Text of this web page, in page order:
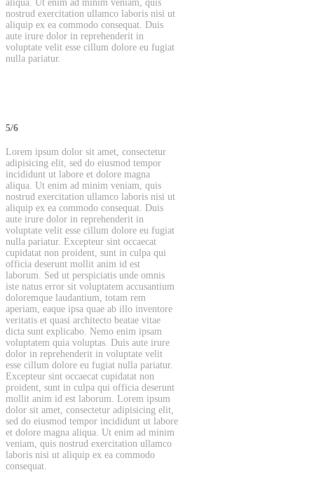
aliqua. Ut enim ad minim veniam, quis
nostrud exercitation ullamco laboris nisi ut
aliquip ex ea commodo consequat. Duis
aute irure dolor in reprehenderit in
voluptate velit esse cillum dolore eu fugiat
nulla pariatur.
5/6
Lorem ipsum dolor sit amet, consectetur
adipisicing elit, sed do eiusmod tempor
incididunt ut labore et dolore magna
aliqua. Ut enim ad minim veniam, quis
nostrud exercitation ullamco laboris nisi ut
aliquip ex ea commodo consequat. Duis
aute irure dolor in reprehenderit in
voluptate velit esse cillum dolore eu fugiat
nulla pariatur. Excepteur sint occaecat
cupidatat non proident, sunt in culpa qui
officia deserunt mollit anim id est
laborum. Sed ut perspiciatis unde omnis
iste natus error sit voluptatem accusantium
doloremque laudantium, totam rem
aperiam, eaque ipsa quae ab illo inventore
veritatis et quasi architecto beatae vitae
dicta sunt explicabo. Nemo enim ipsam
voluptatem quia voluptas. Duis aute irure
dolor in reprehenderit in voluptate velit
esse cillum dolore eu fugiat nulla pariatur.
Excepteur sint occaecat cupidatat non
proident, sunt in culpa qui officia deserunt
mollit anim id est laborum. Lorem ipsum
dolor sit amet, consectetur adipisicing elit,
sed do eiusmod tempor incididunt ut labore
et dolore magna aliqua. Ut enim ad minim
veniam, quis nostrud exercitation ullamco
laboris nisi ut aliquip ex ea commodo
consequat.